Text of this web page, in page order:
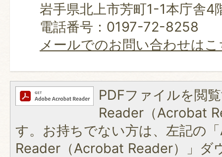
岩手県北上市芳町1-1本庁舎4
電話番号：0197-72-8258
メールでのお問い合わせは
PDFファイルを閲
Reader（Acrobat
す。お持ちでない方は、左記の
Reader（Acrobat Reader）」ダ